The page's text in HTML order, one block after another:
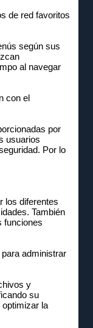
de red favoritos
según sus
al navegar
con el
por
usuarios
Por lo
los diferentes
También
funciones
administrar
y
su
optimizar la